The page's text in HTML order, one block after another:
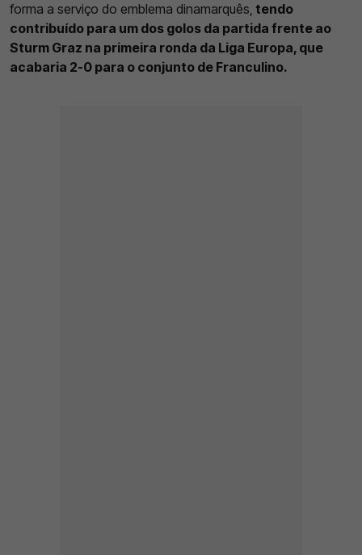
forma a serviço do emblema dinamarquês, tendo
contribuído para um dos golos da partida frente ao
Sturm Graz na primeira ronda da Liga Europa, que
acabaria 2-0 para o conjunto de Franculino.